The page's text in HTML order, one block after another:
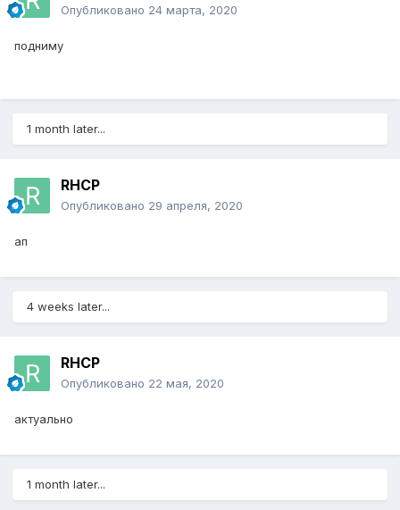
Опубликовано 24 марта, 2020
подниму
1 month later...
RHCP
Опубликовано 29 апреля, 2020
ап
4 weeks later...
RHCP
Опубликовано 22 мая, 2020
актуально
1 month later...